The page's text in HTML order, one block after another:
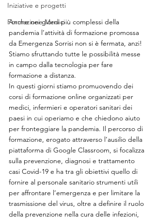
Iniziative e progetti
Formazione Medici
Anche nei giorni più complessi della
pandemia l’attività di formazione promossa
da Emergenza Sorrisi non si è fermata, anzi!
Stiamo sfruttando tutte le possibilità messe
in campo dalla tecnologia per fare
formazione a distanza.
In questi giorni stiamo promuovendo dei
corsi di formazione online organizzati per
medici, infermieri e operatori sanitari dei
paesi in cui operiamo e che chiedono aiuto
per fronteggiare la pandemia. Il percorso di
formazione, erogato attraverso l’ausilio della
piattaforma di Google Classroom, si focalizza
sulla prevenzione, diagnosi e trattamento
casi Covid-19 e ha tra gli obiettivi quello di
fornire al personale sanitario strumenti utili
per affrontare l’emergenza e per limitare la
trasmissione del virus, oltre a definire il ruolo
della prevenzione nella cura delle infezioni,